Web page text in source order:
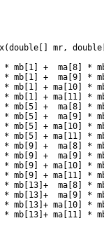
mr,
mb[1] +  ma[8] *
mb[1] +  ma[9] *
mb[1] + ma[10] *
mb[1] + ma[11] *
mb[5] +  ma[8] *
mb[5] +  ma[9] *
mb[5] + ma[10] *
mb[5] + ma[11] *
mb[9] +  ma[8] *
mb[9] +  ma[9] *
mb[9] + ma[10] *
mb[9] + ma[11] *
mb[13]+  ma[8] *
mb[13]+  ma[9] *
mb[13]+ ma[10] *
mb[13]+ ma[11] *